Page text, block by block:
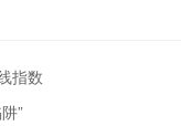
指数
”